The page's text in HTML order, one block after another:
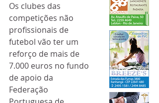
Os clubes das
competições não
profissionais de
futebol vão ter um
reforço de mais de
7.000 euros no fundo
de apoio da
Federação